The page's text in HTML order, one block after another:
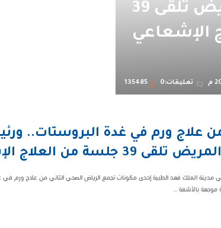
الرشيدي”: المريض تلقى 39
الإشعاعي
تعليقات:0 135485
علاج ورم في غدة البروستات..
العلاج الإشعاعي الخارجي
الملك فهد الطبية إحدى مكونات تجمع الرياض الصحي الثاني من علاج ورم في
موجهة بالأشعة ...